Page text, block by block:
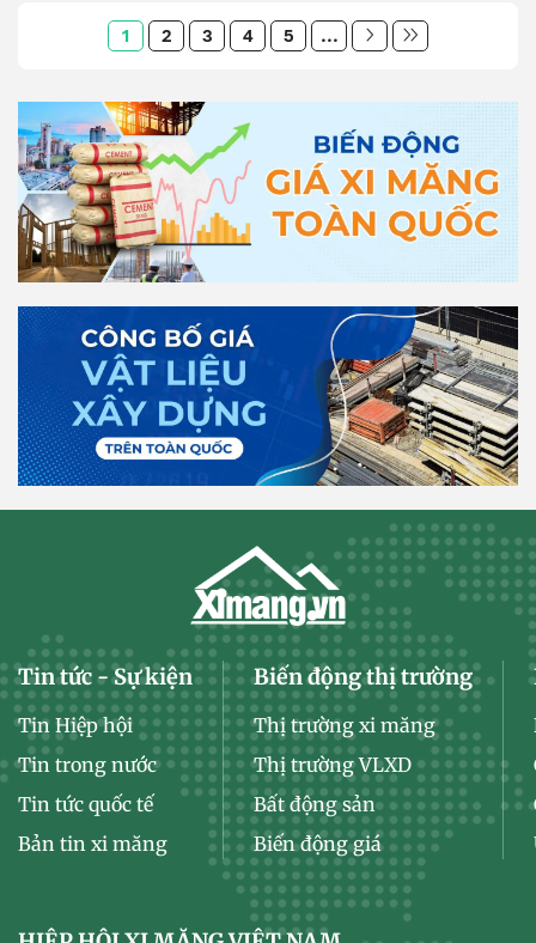
1 2 3 4 5 ...
Tin tức - Sự kiện
Tin Hiệp hội
Tin trong nước
Tin tức quốc tế
Bản tin xi măng
Biến động thị trường
Thị trường xi măng
Thị trường VLXD
Bất động sản
Biến động giá